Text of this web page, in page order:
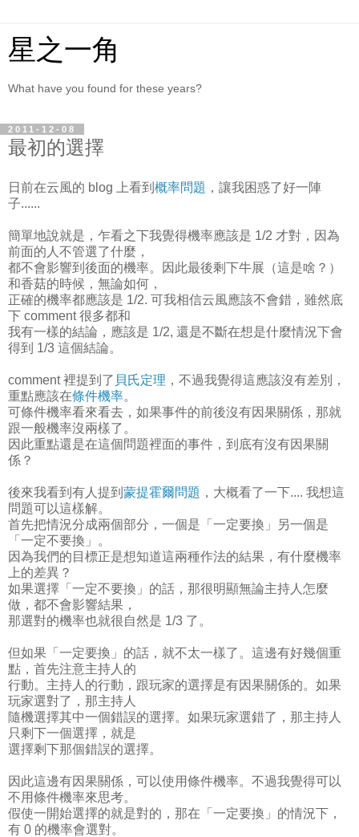
星之一角
What have you found for these years?
2011-12-08
最初的選擇
日前在云風的 blog 上看到 概率問題 ，讓我困惑了好一陣
子......
簡單地說就是，乍看之下我覺得機率應該是 1/2 才對，因為
前面的人不管選了什麼，
都不會影響到後面的機率。因此最後剩下牛展（這是啥？）
和香菇的時候，無論如何，
正確的機率都應該是 1/2. 可我相信云風應該不會錯，雖然底
下 comment 很多都和
我有一樣的結論，應該是 1/2, 還是不斷在想是什麼情況下會
得到 1/3 這個結論。
comment 裡提到了 貝氏定理 ，不過我覺得這應該沒有差別，
重點應該在條件機率。
可條件機率看來看去，如果事件的前後沒有因果關係，那就
跟一般機率沒兩樣了。
因此重點還是在這個問題裡面的事件，到底有沒有因果關
係？
後來我看到有人提到 蒙提霍爾問題 ，大概看了一下.... 我想這
問題可以這樣解。
首先把情況分成兩個部分，一個是「一定要換」另一個是
「一定不要換」。
因為我們的目標正是想知道這兩種作法的結果，有什麼機率
上的差異？
如果選擇「一定不要換」的話，那很明顯無論主持人怎麼
做，都不會影響結果，
那選對的機率也就很自然是 1/3 了。
但如果「一定要換」的話，就不太一樣了。這邊有好幾個重
點，首先注意主持人的
行動。主持人的行動，跟玩家的選擇是有因果關係的。如果
玩家選對了，那主持人
隨機選擇其中一個錯誤的選擇。如果玩家選錯了，那主持人
只剩下一個選擇，就是
選擇剩下那個錯誤的選擇。
因此這邊有因果關係，可以使用條件機率。不過我覺得可以
不用條件機率來思考。
假使一開始選擇的就是對的，那在「一定要換」的情況下，
有 0 的機率會選對。